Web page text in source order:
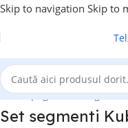
Skip to navigation Skip to
Prima pagină/Set
Set segmenti